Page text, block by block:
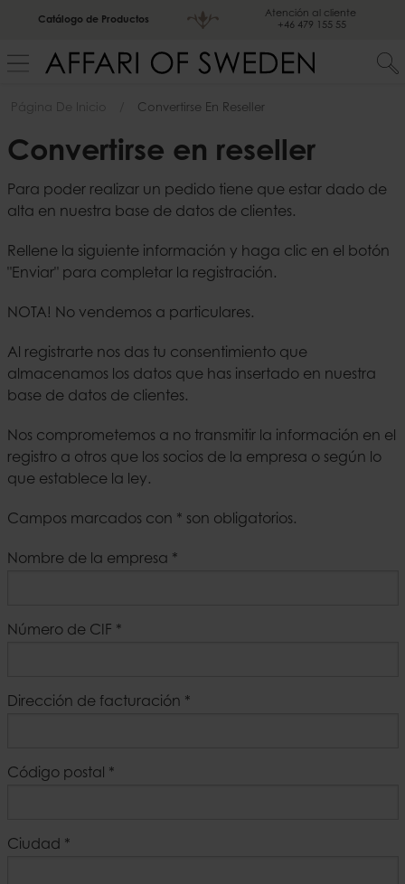
Catálogo de Productos
Atención al cliente
+46 479 155 55
Página De Inicio Convertirse En Reseller
Convertirse en reseller
Para poder realizar un pedido tiene que estar dado de
alta en nuestra base de datos de clientes.
Rellene la siguiente información y haga clic en el botón
"Enviar" para completar la registración.
NOTA! No vendemos a particulares.
Al registrarte nos das tu consentimiento que
almacenamos los datos que has insertado en nuestra
base de datos de clientes.
Nos comprometemos a no transmitir la información en el
registro a otros que los socios de la empresa o según lo
que establece la ley.
Campos marcados con * son obligatorios.
Nombre de la empresa *
Número de CIF *
Dirección de facturación *
Código postal *
Ciudad *